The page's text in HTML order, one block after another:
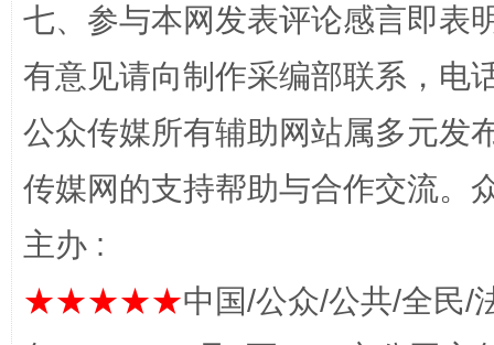
七、参与本网发表评论感言即表
有意见请向制作采编部联系，电
公众传媒所有辅助网站属多元发
传媒网的支持帮助与合作交流。
主办 :
★★★★★中国/公众/公共/全民/